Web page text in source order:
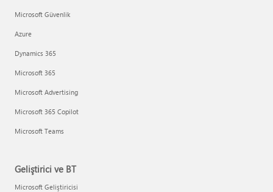
Microsoft Güvenlik
Azure
Dynamics 365
Microsoft 365
Microsoft Advertising
Microsoft 365 Copilot
Microsoft Teams
Geliştirici ve BT
Microsoft Geliştiricisi